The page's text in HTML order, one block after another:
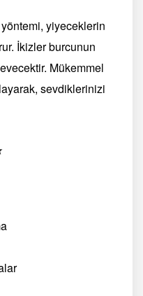
yiyeceklerin
İkizler burcunun
Mükemmel
sevdiklerinizi